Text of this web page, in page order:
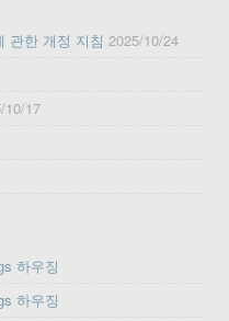
관한 개정 지침 2025/10/24
10/17
하우징
하우징